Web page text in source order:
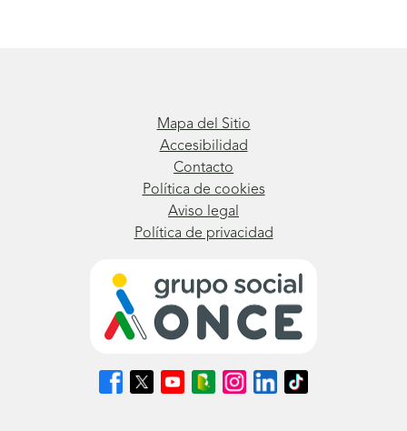
Mapa del Sitio
Accesibilidad
Contacto
Política de cookies
Aviso legal
Política de privacidad
Síguenos
en
Síguenos
en
Síguenos
en
Síguenos
en
Síguenos
en
Síguenos
en
Síguenos
en